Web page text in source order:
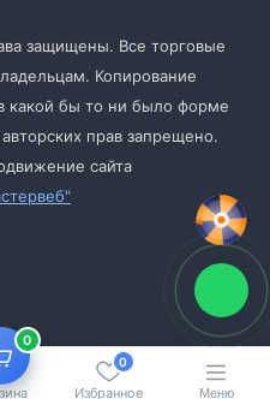
0
Избранное
0
Меню
защищены. Все торговые
Копирование
какой бы то ни было форме
прав запрещено.
сайта